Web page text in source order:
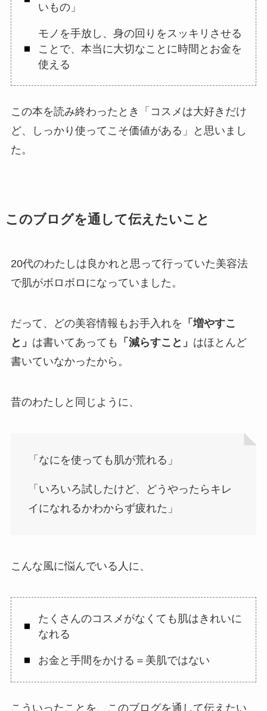
いもの」
モノを手放し、身の回りをスッキリさせる
ことで、本当に大切なことに時間とお金を
使える
この本を読み終わったとき「コスメは大好きだけ
ど、しっかり使ってこそ価値がある」と思いまし
た。
このブログを通して伝えたいこと
20代のわたしは良かれと思って行っていた美容法
で肌がボロボロになっていました。
だって、どの美容情報もお手入れを 「増やすこ
と」 は書いてあっても 「減らすこと」 はほとんど
書いていなかったから。
昔のわたしと同じように、
「なにを使っても肌が荒れる」
「いろいろ試したけど、どうやったらキレ
イになれるかわからず疲れた」
こんな風に悩んでいる人に、
たくさんのコスメがなくても肌はきれいに
なれる
お金と手間をかける＝美肌ではない
こういったことを、このブログを通して伝えたい